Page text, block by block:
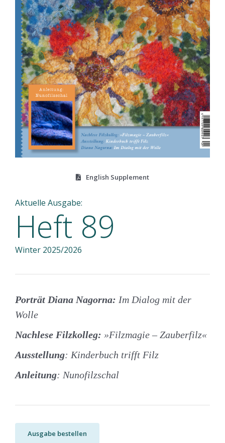
English Supplement
Aktuelle Ausgabe:
Heft 89
Winter 2025/2026
Porträt Diana Nagorna: Im Dialog mit der
Wolle
Nachlese Filzkolleg: »Filzmagie – Zauberfilz«
Ausstellung: Kinderbuch trifft Filz
Anleitung: Nunofilzschal
Ausgabe bestellen